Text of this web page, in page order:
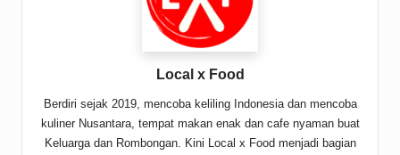
Local x Food
Berdiri sejak 2019, mencoba keliling Indonesia dan mencoba
kuliner Nusantara, tempat makan enak dan cafe nyaman buat
Keluarga dan Rombongan. Kini Local x Food menjadi bagian